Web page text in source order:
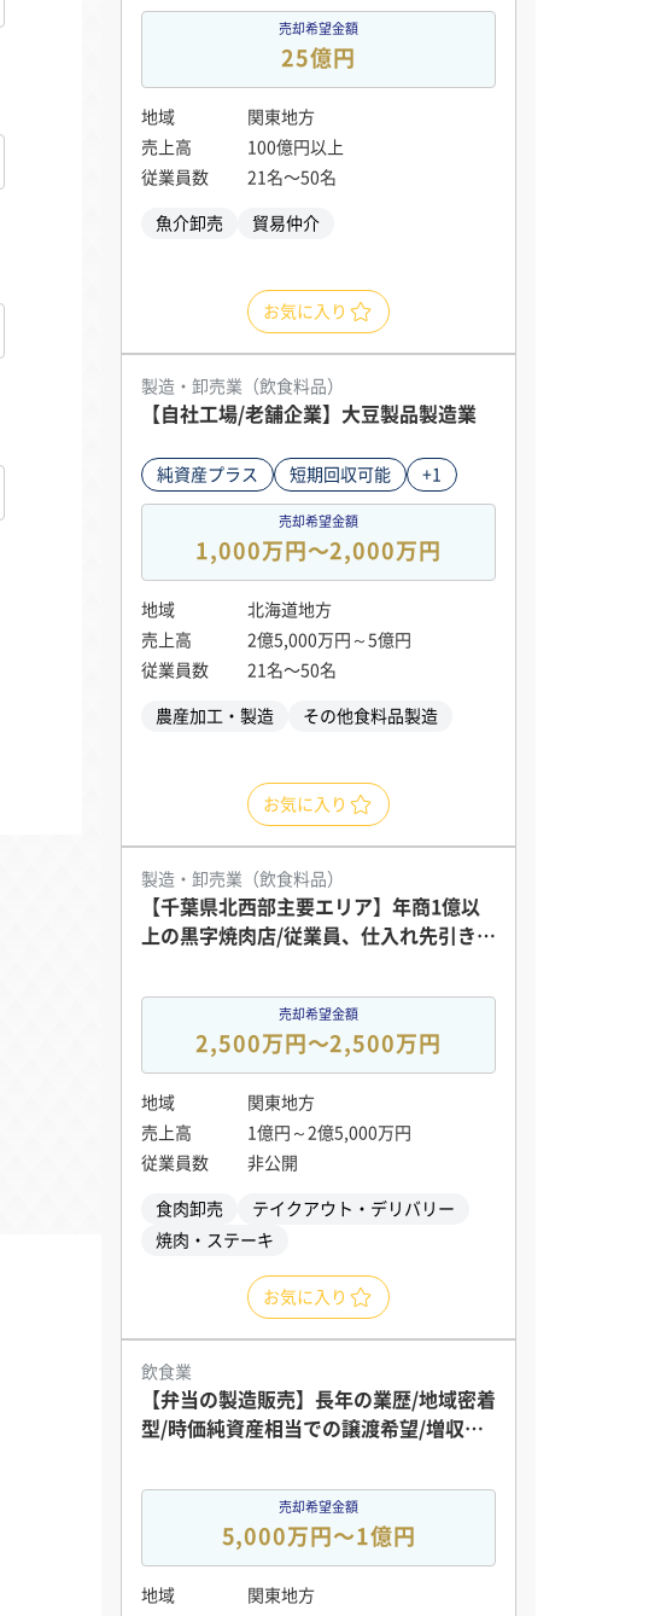
売却希望金額
25億円
地域
関東地方
売上高
100億円以上
従業員数
21名〜50名
魚介卸売 貿易仲介
お気に入り
製造・卸売業（飲食料品）
【自社工場/老舗企業】大豆製品製造業
純資産プラス 短期回収可能 +1
売却希望金額
1,000万円〜2,000万円
地域
北海道地方
売上高
2億5,000万円～5億円
従業員数
21名〜50名
農産加工・製造 その他食料品製造
お気に入り
製造・卸売業（飲食料品）
【千葉県北西部主要エリア】年商1億以
上の黒字焼肉店/従業員、仕入れ先引き継
売却希望金額
2,500万円〜2,500万円
地域
関東地方
売上高
1億円～2億5,000万円
従業員数
非公開
食肉卸売
テイクアウト・デリバリー
焼肉・ステーキ
お気に入り
飲食業
【弁当の製造販売】長年の業歴/地域密着
型/時価純資産相当での譲渡希望/増収見
売却希望金額
5,000万円〜1億円
地域
関東地方